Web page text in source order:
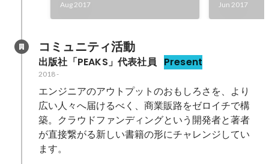
Aug 2017 Jun 2017
コミュニティ活動
出版社「PEAKS」代表社員 Present
2018-
エンジニアのアウトプットのおもしろさを、より
広い人々へ届けるべく、商業販路をゼロイチで構
築。クラウドファンディングという開発者と著者
が直接繋がる新しい書籍の形にチャレンジしてい
ます。